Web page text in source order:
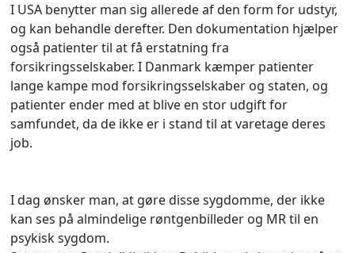
I USA benytter man sig allerede af den form for udstyr,
og kan behandle derefter. Den dokumentation hjælper
også patienter til at få erstatning fra
forsikringsselskaber. I Danmark kæmper patienter
lange kampe mod forsikringsselskaber og staten, og
patienter ender med at blive en stor udgift for
samfundet, da de ikke er i stand til at varetage deres
job.
I dag ønsker man, at gøre disse sygdomme, der ikke
kan ses på almindelige røntgenbilleder og MR til en
psykisk sygdom.